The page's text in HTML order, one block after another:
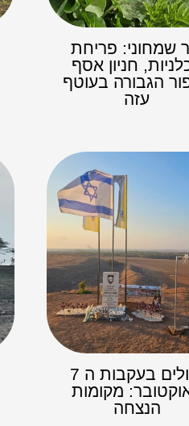
שמחוני: פריחת
חניון אסף
הגבורה בעוטף
עזה
טיולים בעקבות ה 7
מקומות
הנצחה